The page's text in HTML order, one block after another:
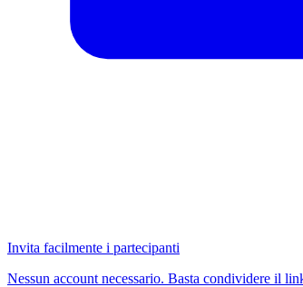
Invita facilmente i partecipanti
Nessun account necessario. Basta condividere il